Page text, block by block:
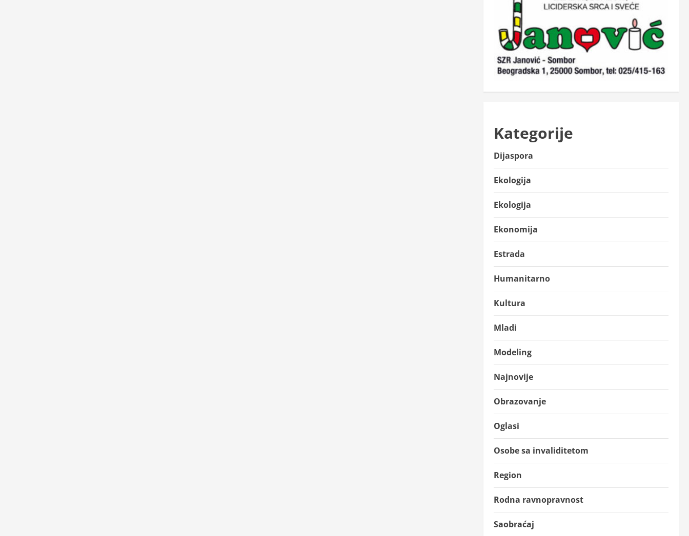
Kategorije
Dijaspora
Ekologija
Ekologija
Ekonomija
Estrada
Humanitarno
Kultura
Mladi
Modeling
Najnovije
Obrazovanje
Oglasi
Osobe sa invaliditetom
Region
Rodna ravnopravnost
Saobraćaj